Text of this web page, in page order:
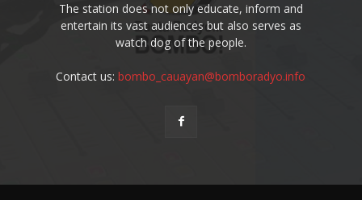
The station does not only educate, inform and
entertain its vast audiences but also serves as
watch dog of the people.
Contact us:bombo_cauayan@bomboradyo.info